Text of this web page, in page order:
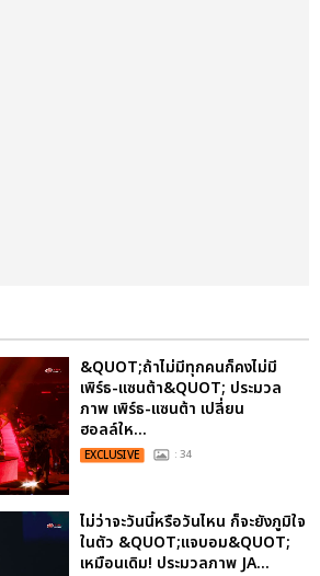
&QUOT;ถ้าไม่มีทุกคนก็คงไม่มี
เพิร์ธ-แซนต้า&QUOT; ประมวล
ภาพ เพิร์ธ-แซนต้า เปลี่ยน
ฮอลล์ให...
EXCLUSIVE : 34
ไม่ว่าจะวันนี้หรือวันไหน ก็จะยังภูมิใจ
ในตัว &QUOT;แจบอม&QUOT;
เหมือนเดิม! ประมวลภาพ JA...